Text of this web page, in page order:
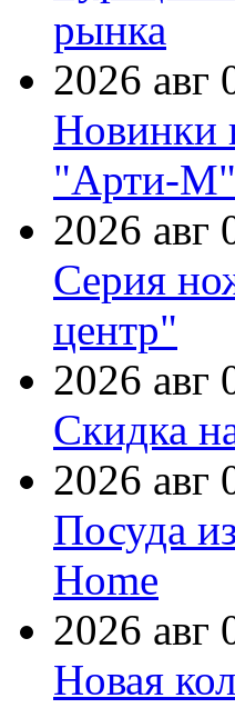
рынка
2026 авг
Новинки
"Арти-М"
2026 авг
Серия
центр"
2026 авг
Скидка
2026 авг
Посуда
Home
2026 авг
Новая